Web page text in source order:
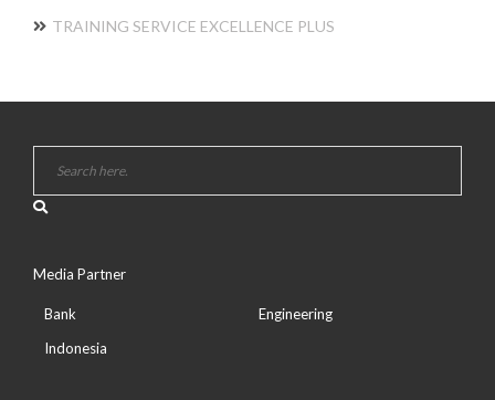
TRAINING SERVICE EXCELLENCE PLUS
Media Partner
Bank
Indonesia
Engineering